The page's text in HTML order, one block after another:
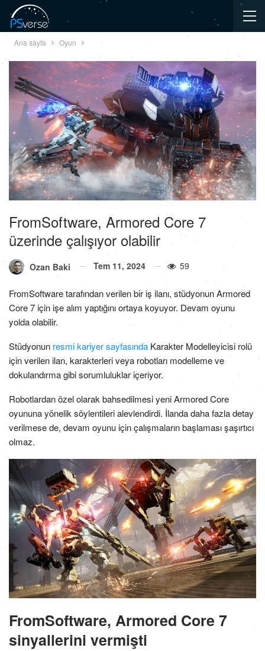
Ana sayfa Oyun
FromSoftware, Armored Core 7
üzerinde çalışıyor olabilir
Ozan Baki Tem 11, 2024 59
FromSoftware tarafından verilen bir iş ilanı, stüdyonun Armored
Core 7 için işe alım yaptığını ortaya koyuyor. Devam oyunu
yolda olabilir.
Stüdyonun resmi kariyer sayfasında Karakter Modelleyicisi rolü
için verilen ilan, karakterleri veya robotları modelleme ve
dokulandırma gibi sorumluluklar içeriyor.
Robotlardan özel olarak bahsedilmesi yeni Armored Core
oyununa yönelik söylentileri alevlendirdi. İlanda daha fazla detay
verilmese de, devam oyunu için çalışmaların başlaması şaşırtıcı
olmaz.
FromSoftware, Armored Core 7
sinyallerini vermişti